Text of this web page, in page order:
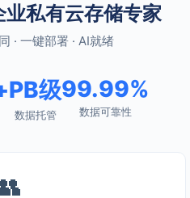
私有云存储专家
· 一键部署 · AI就绪
PB级
数据托管
99.99%
数据可靠性